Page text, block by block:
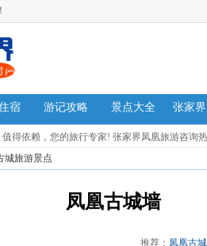
依赖，您的旅行专家! 张家界凤凰旅游咨询热
宿 游记攻略 景点大全 张家
城旅游景点
凤凰古城墙
推荐： 凤凰古